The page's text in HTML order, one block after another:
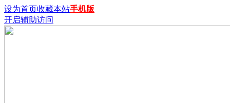
设为首页收藏本站手机版
开启辅助访问